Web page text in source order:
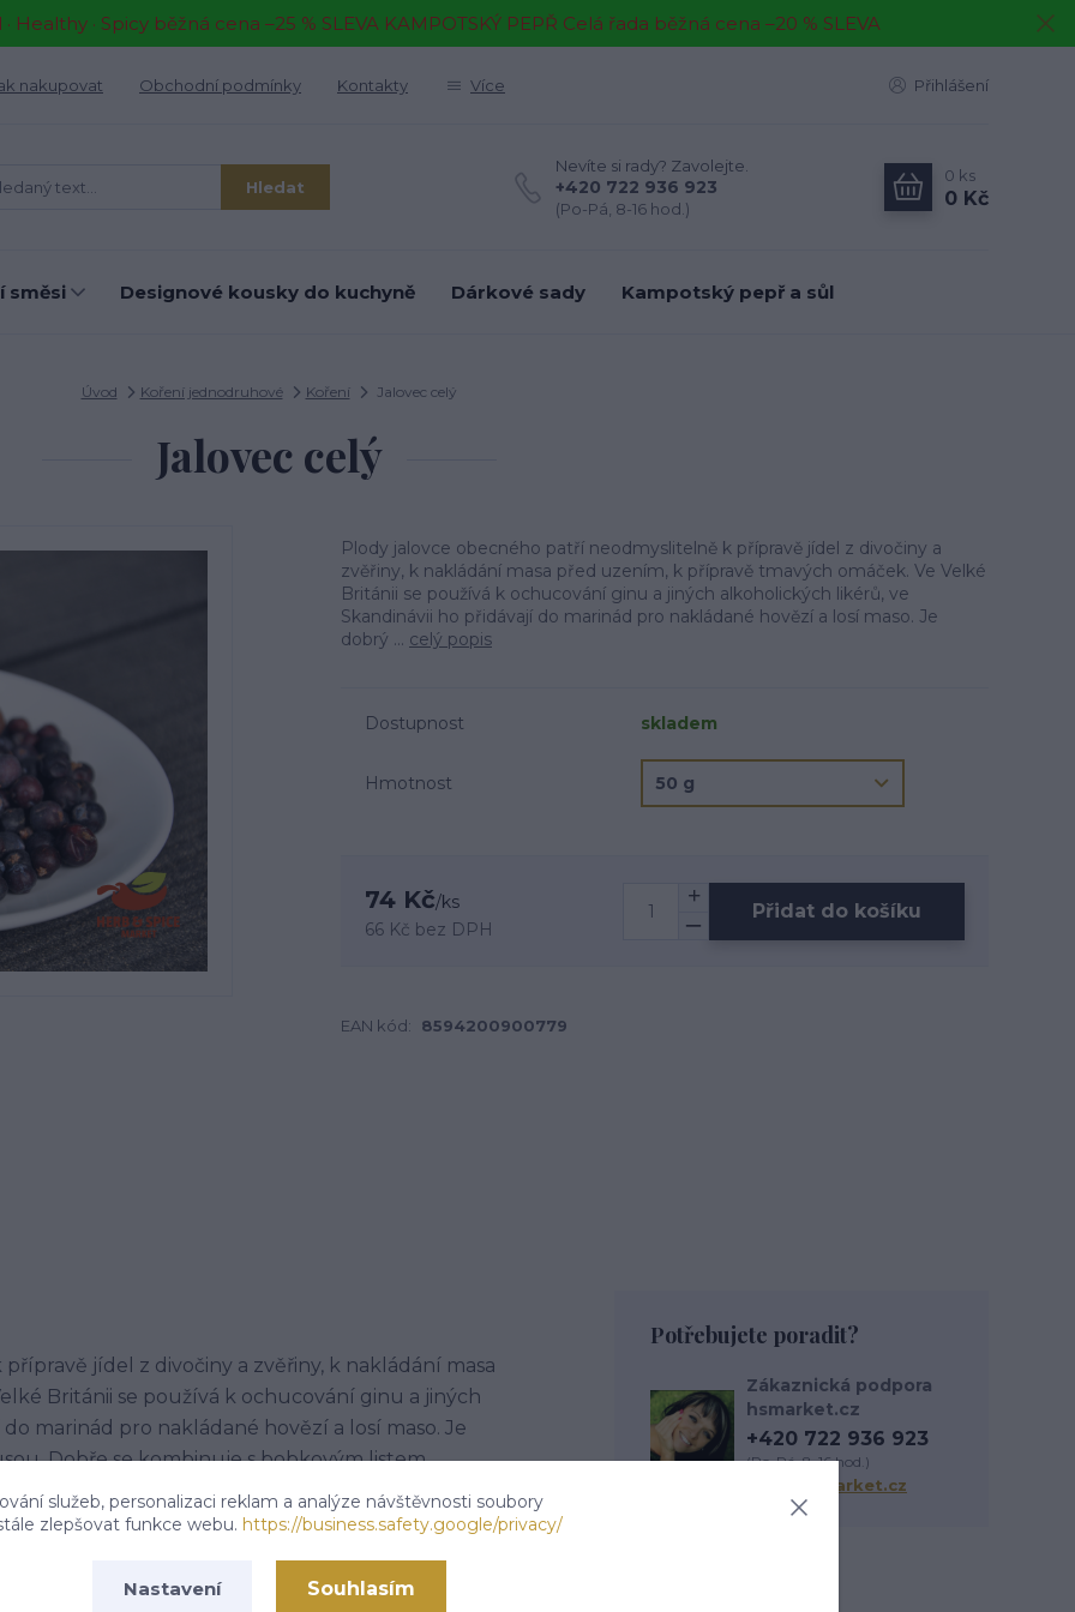
· Healthy · Spicy běžná cena –25 % SLEVA KAMPOTSKÝ PEPŘ Celá řada běžná cena –20 % SLEVA
nakupovat Obchodní podmínky Kontakty Více Přihlášení
Hledat
Nevíte si rady? Zavolejte.
+420 722 936 923
(Po-Pá, 8-16 hod.)
0 ks
0 Kč
směsi Designové kousky do kuchyně Dárkové sady Kampotský pepř a sůl
Úvod Koření jednodruhové Koření Jalovec celý
Jalovec celý
Plody jalovce obecného patří neodmyslitelně k přípravě jídel z divočiny a
zvěřiny, k nakládání masa před uzením, k přípravě tmavých omáček. Ve Velké
Británii se používá k ochucování ginu a jiných alkoholických likérů, ve
Skandinávii ho přidávají do marinád pro nakládané hovězí a losí maso. Je
dobrý ... celý popis
Dostupnost skladem
Hmotnost
74 Kč/ks
66 Kč bez DPH
Přidat do košíku
EAN kód: 8594200900779
jídel z divočiny a zvěřiny, k nakládání masa
Británii se používá k ochucování ginu a jiných
marinád pro nakládané hovězí a losí maso. Je
Dobře se kombinuje s bobkovým listem,
Řečice, 37821
Potřebujete poradit?
Zákaznická podpora
hsmarket.cz
+420 722 936 923
(Po-Pá, 8-16 hod.)
info@hsmarket.cz
služeb, personalizaci reklam a analýze návštěvnosti soubory
zlepšovat funkce webu. https://business.safety.google/privacy/
Nastavení Souhlasím